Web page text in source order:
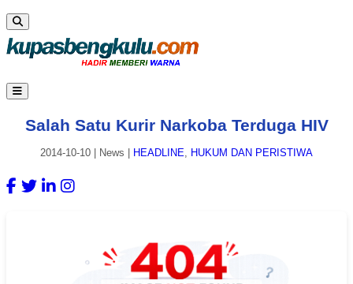
Salah Satu Kurir Narkoba Terduga HIV
2014-10-10 News HEADLINE, HUKUM DAN PERISTIWA